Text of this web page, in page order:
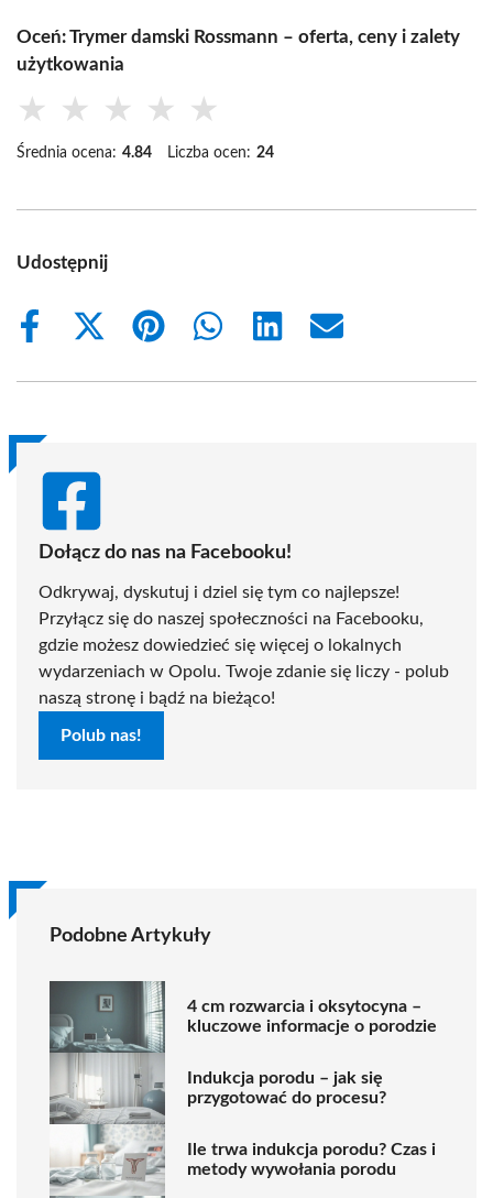
Oceń: Trymer damski Rossmann – oferta, ceny i zalety
użytkowania
★ ★ ★ ★ ★
Średnia ocena: 4.84 Liczba ocen: 24
Udostępnij
Share
Share
(Twitter)
Share
Share
Share
Share
Dołącz do nas na Facebooku!
Odkrywaj, dyskutuj i dziel się tym co najlepsze!
Przyłącz się do naszej społeczności na Facebooku,
gdzie możesz dowiedzieć się więcej o lokalnych
wydarzeniach w Opolu. Twoje zdanie się liczy - polub
naszą stronę i bądź na bieżąco!
Polub nas!
Podobne Artykuły
4 cm rozwarcia i oksytocyna –
kluczowe informacje o porodzie
Indukcja porodu – jak się
przygotować do procesu?
Ile trwa indukcja porodu? Czas i
metody wywołania porodu